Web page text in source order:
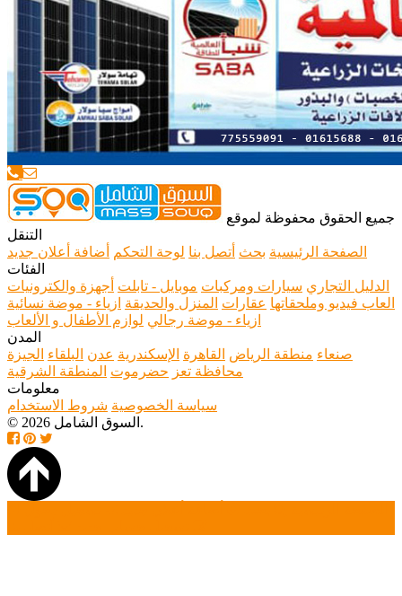
جميع الحقوق محفوظة لموقع
التنقل
الصفحة الرئيسية بحث أتصل بنا لوحة التحكم
أضافة أعلان جديد
الفئات
الدليل التجاري سيارات ومركبات موبايل - تابلت أجهزة والكترونيات
العاب فيديو وملحقاتها عقارات المنزل والحديقة ازياء - موضة نسائية
ازياء - موضة رجالي لوازم الأطفال و الألعاب
المدن
صنعاء منطقة الرياض القاهرة الإسكندرية عدن البلقاء الجيزة
محافظة تعز حضرموت المنطقة الشرقية
معلومات
سياسة الخصوصية شروط الاستخدام
© 2026 السوق الشامل.